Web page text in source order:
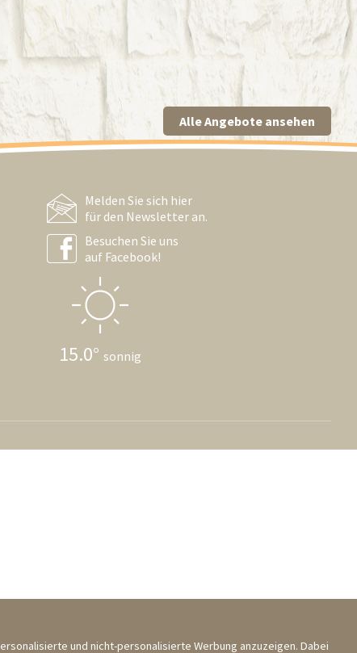
und nicht-personalisierte Werbung anzuzeigen. Dabei
Alle Angebote ansehen
Melden Sie sich hier
für den Newsletter an.
Besuchen Sie uns
auf Facebook!
15.0 sonnig